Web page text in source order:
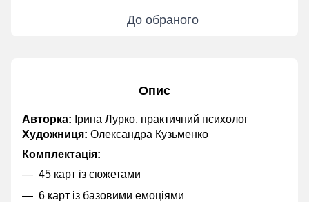
До обраного
Опис
Авторка: Ірина Лурко, практичний психолог
Художниця: Олександра Кузьменко
Комплектація:
45 карт із сюжетами
6 карт із базовими емоціями